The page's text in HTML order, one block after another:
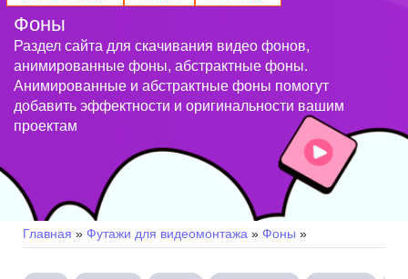
Фоны
Раздел сайта для скачивания видео фонов,
анимированные фоны, абстрактные фоны.
Анимированные и абстрактные фоны помогут
добавить эффектности и оригинальности вашим
проектам
Главная » Футажи для видеомонтажа » Фоны »